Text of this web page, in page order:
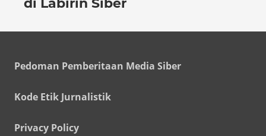
Pedoman Pemberitaan Media Siber
Kode Etik Jurnalistik
Privacy Policy